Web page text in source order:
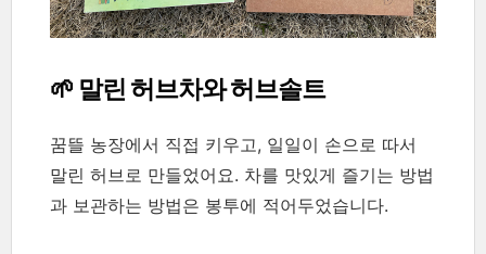
🌱 말린 허브차와 허브솔트
꿈뜰 농장에서 직접 키우고, 일일이 손으로 따서
말린 허브로 만들었어요. 차를 맛있게 즐기는 방법
과 보관하는 방법은 봉투에 적어두었습니다.